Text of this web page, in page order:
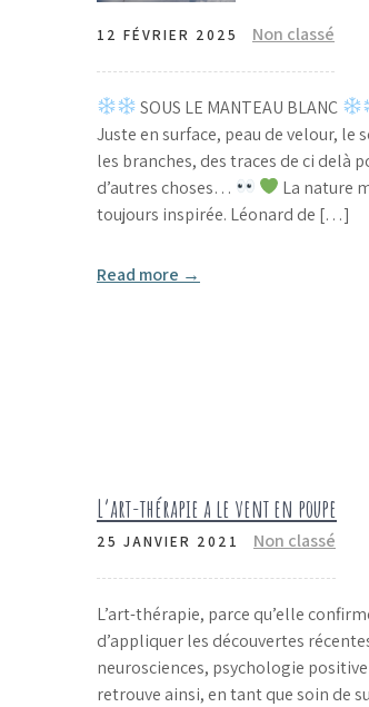
12 FÉVRIER 2025 Non classé
SOUS LE MANTEAU BLANC
Juste en surface, peau de velour, le
les branches, des traces de ci delà
d’autres choses…
La nature
toujours inspirée. Léonard de […]
Read more →
L’art-thérapie a le vent en poupe
25 JANVIER 2021 Non classé
L’art-thérapie, parce qu’elle
d’appliquer les découvertes
neurosciences, psychologie
retrouve ainsi, en tant que soin de